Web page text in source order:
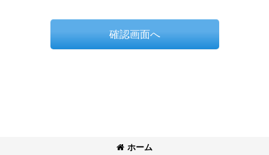
確認画面へ
ホーム